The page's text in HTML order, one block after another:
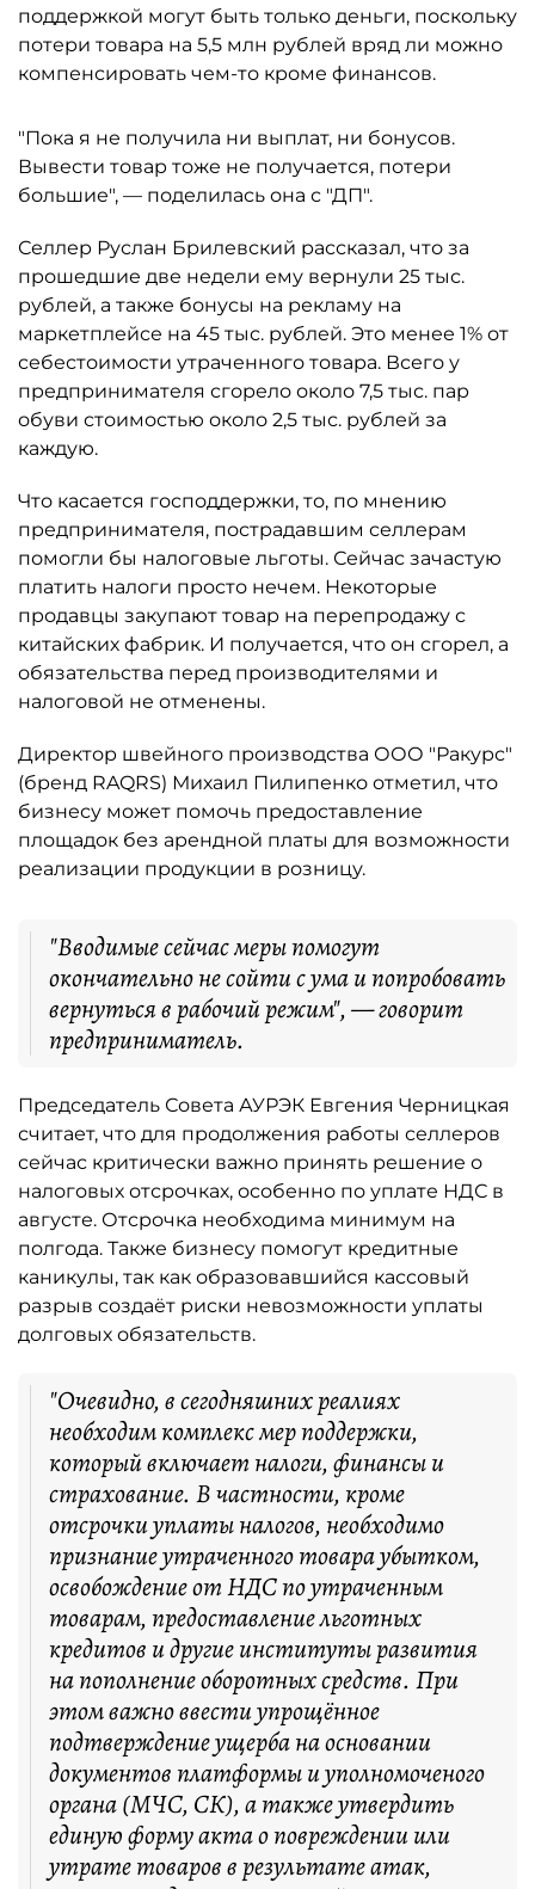
поддержкой могут быть только деньги, поскольку
потери товара на 5,5 млн рублей вряд ли можно
компенсировать чем-то кроме финансов.
"Пока я не получила ни выплат, ни бонусов.
Вывести товар тоже не получается, потери
большие", — поделилась она с "ДП".
Селлер Руслан Брилевский рассказал, что за
прошедшие две недели ему вернули 25 тыс.
рублей, а также бонусы на рекламу на
маркетплейсе на 45 тыс. рублей. Это менее 1% от
себестоимости утраченного товара. Всего у
предпринимателя сгорело около 7,5 тыс. пар
обуви стоимостью около 2,5 тыс. рублей за
каждую.
Что касается господдержки, то, по мнению
предпринимателя, пострадавшим селлерам
помогли бы налоговые льготы. Сейчас зачастую
платить налоги просто нечем. Некоторые
продавцы закупают товар на перепродажу с
китайских фабрик. И получается, что он сгорел, а
обязательства перед производителями и
налоговой не отменены.
Директор швейного производства ООО "Ракурс"
(бренд RAQRS) Михаил Пилипенко отметил, что
бизнесу может помочь предоставление
площадок без арендной платы для возможности
реализации продукции в розницу.
"Вводимые сейчас меры помогут
окончательно не сойти с ума и попробовать
вернуться в рабочий режим", — говорит
предприниматель.
Председатель Совета АУРЭК Евгения Черницкая
считает, что для продолжения работы селлеров
сейчас критически важно принять решение о
налоговых отсрочках, особенно по уплате НДС в
августе. Отсрочка необходима минимум на
полгода. Также бизнесу помогут кредитные
каникулы, так как образовавшийся кассовый
разрыв создаёт риски невозможности уплаты
долговых обязательств.
"Очевидно, в сегодняшних реалиях
необходим комплекс мер поддержки,
который включает налоги, финансы и
страхование. В частности, кроме
отсрочки уплаты налогов, необходимо
признание утраченного товара убытком,
освобождение от НДС по утраченным
товарам, предоставление льготных
кредитов и другие институты развития
на пополнение оборотных средств. При
этом важно ввести упрощённое
подтверждение ущерба на основании
документов платформы и уполномоченого
органа (МЧС, СК), а также утвердить
единую форму акта о повреждении или
утрате товаров в результате атак,